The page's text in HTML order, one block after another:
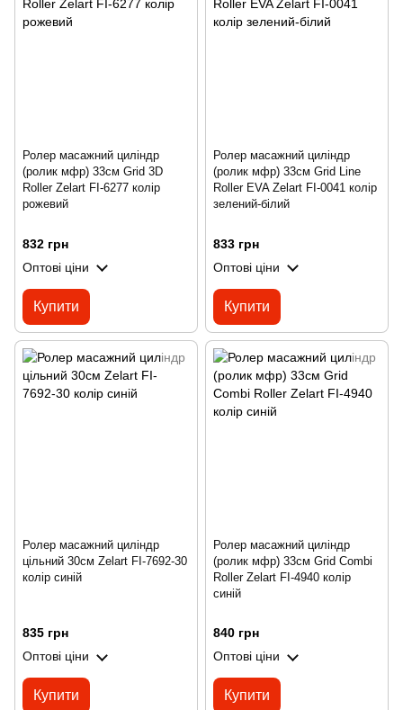
Ролер масажний циліндр
(ролик мфр) 33см Grid 3D
Roller Zelart FI-6277 колір
рожевий
832 грн
Оптові ціни
Купити
Ролер масажний циліндр
(ролик мфр) 33см Grid Line
Roller EVA Zelart FI-0041 колір
зелений-білий
833 грн
Оптові ціни
Купити
Ролер масажний циліндр
цільний 30см Zelart FI-7692-30
колір синій
835 грн
Оптові ціни
Купити
Ролер масажний циліндр
(ролик мфр) 33см Grid Combi
Roller Zelart FI-4940 колір
синій
840 грн
Оптові ціни
Купити